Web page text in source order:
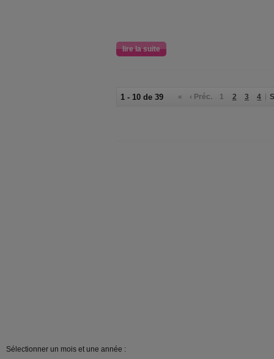
lire la suite
1 - 10 de 39 « ‹ Préc. 1 2 3 4
Sélectionner un mois et une année :